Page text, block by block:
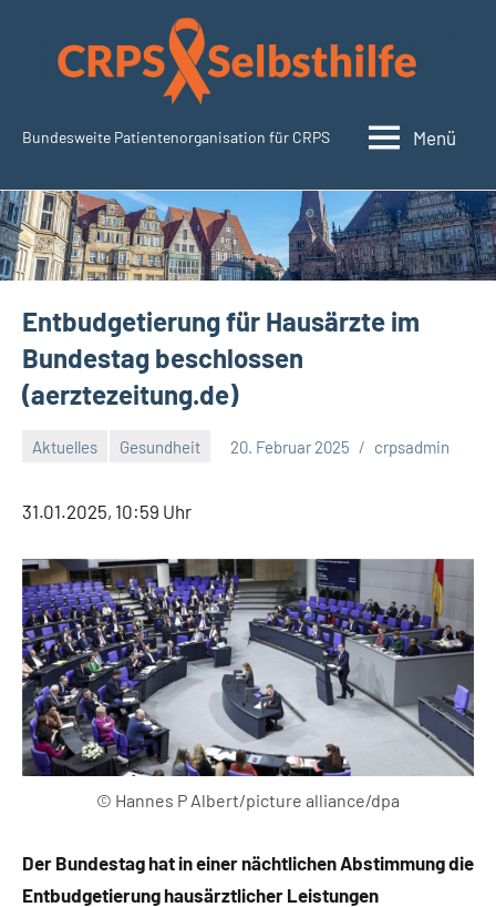
springen
SudeckSelbsthilfe.org
Bundesweite Patientenorganisation für CRPS Menü
Entbudgetierung für Hausärzte im
Bundestag beschlossen
(aerztezeitung.de)
Aktuelles Gesundheit 20. Februar 2025 crpsadmin
31.01.2025, 10:59 Uhr
© Hannes P Albert/picture alliance/dpa
Der Bundestag hat in einer nächtlichen Abstimmung die
Entbudgetierung hausärztlicher Leistungen